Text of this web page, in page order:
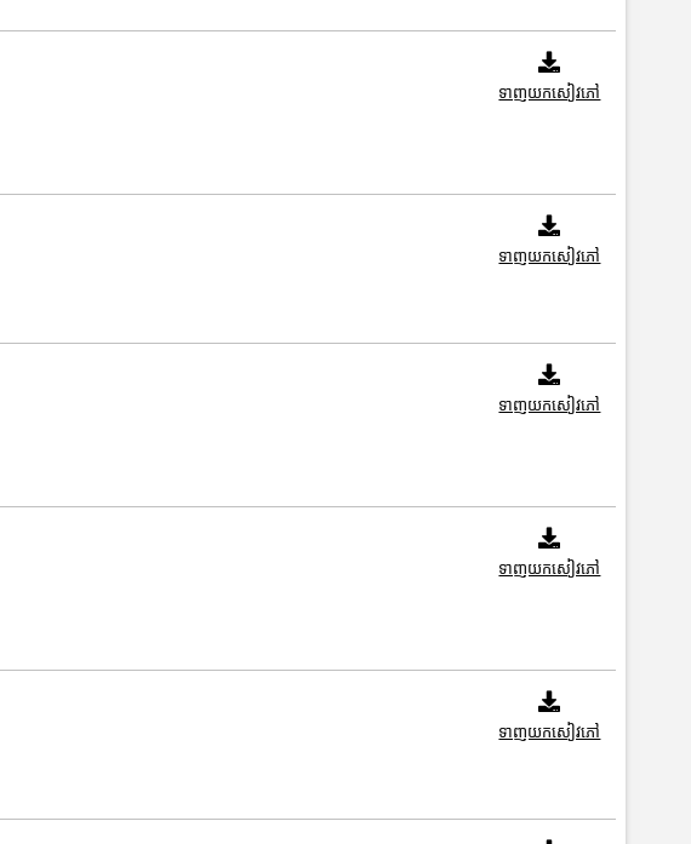
ទាញយកសៀវភៅ
ទាញយកសៀវភៅ
ទាញយកសៀវភៅ
ទាញយកសៀវភៅ
ទាញយកសៀវភៅ